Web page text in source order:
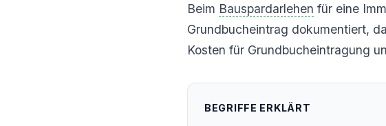
Beim Bauspardarlehen für eine
Grundbucheintrag dokumentiert,
Kosten für Grundbucheintragung
BEGRIFFE ERKLÄRT